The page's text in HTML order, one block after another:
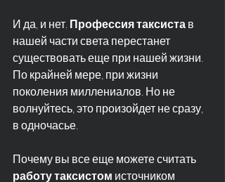
И да, и нет. Профессия таксиста в
нашей части света перестанет
существовать еще при нашей жизни.
По крайней мере, при жизни
поколения миллениалов. Но не
волнуйтесь, это произойдет не сразу,
в одночасье.
Почему вы все еще можете считать
работу таксистом источником